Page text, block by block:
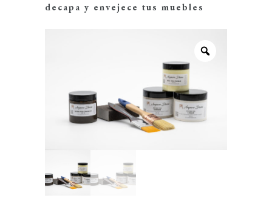
decapa y envejece tus muebles